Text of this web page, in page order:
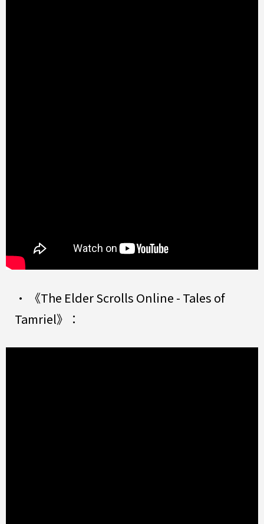
• 《The Elder Scrolls Online - Tales of
Tamriel》：